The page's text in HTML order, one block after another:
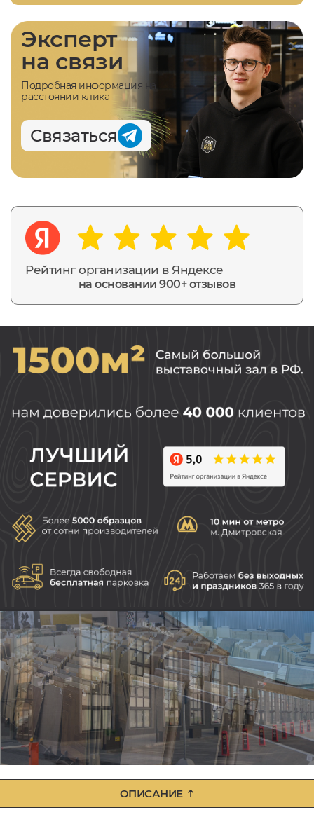
Рейтинг организации в Яндексе
на основании 900+ отзывов
Эксперт
на связи
Подробная информация на
расстоянии клика
Связаться
ОПИСАНИЕ